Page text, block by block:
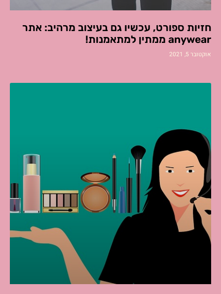
חזיות ספורט, עכשיו גם בעיצוב מרהיב: אתר
anywear ממתין למתאמנות!
אוקטובר 5, 2021